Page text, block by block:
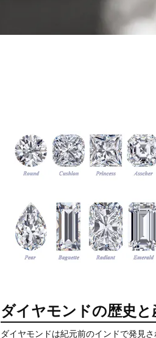
ダイヤモンドの歴史と
ダイヤモンドは紀元前のインドで発見